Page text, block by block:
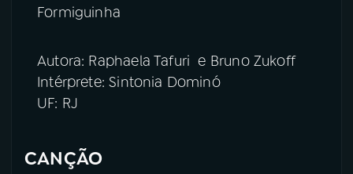
Formiguinha
Autora: Raphaela Tafuri e Bruno Zukoff
Intérprete: Sintonia Dominó
UF: RJ
CANÇÃO